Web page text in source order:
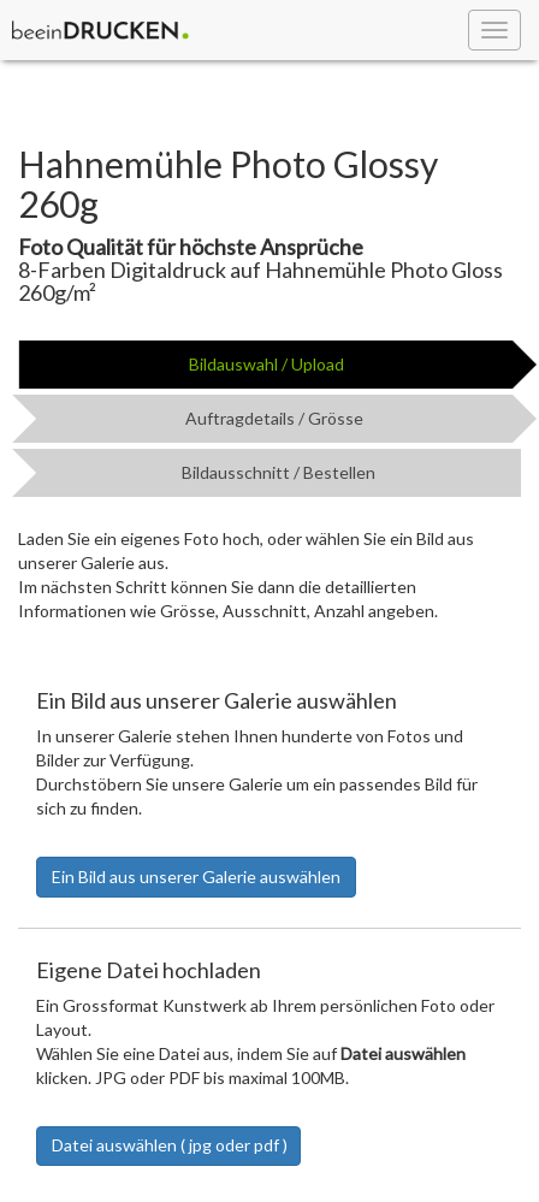
Hahnemühle Photo Glossy
260g
Foto Qualität für höchste Ansprüche
8-Farben Digitaldruck auf Hahnemühle Photo Gloss
260g/m²
Bildauswahl / Upload
Auftragdetails / Grösse
Bildausschnitt / Bestellen
Laden Sie ein eigenes Foto hoch, oder wählen Sie ein Bild aus
unserer Galerie aus.
Im nächsten Schritt können Sie dann die detaillierten
Informationen wie Grösse, Ausschnitt, Anzahl angeben.
Ein Bild aus unserer Galerie auswählen
In unserer Galerie stehen Ihnen hunderte von Fotos und
Bilder zur Verfügung.
Durchstöbern Sie unsere Galerie um ein passendes Bild für
sich zu finden.
Ein Bild aus unserer Galerie auswählen
Eigene Datei hochladen
Ein Grossformat Kunstwerk ab Ihrem persönlichen Foto oder
Layout.
Wählen Sie eine Datei aus, indem Sie aufDatei auswählen
klicken. JPG oder PDF bis maximal 100MB.
Datei auswählen ( jpg oder pdf )